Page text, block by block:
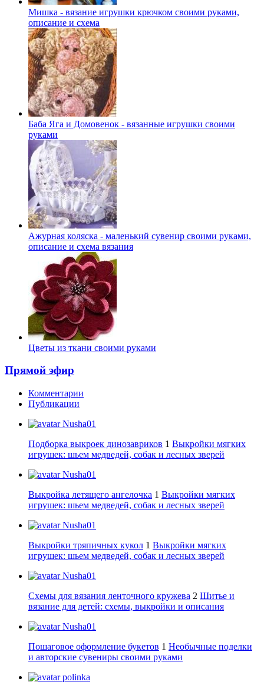
Мишка - вязание игрушки крючком своими руками,
описание и схема
Баба Яга и Домовенок - вязанные игрушки своими
руками
Ажурная коляска - маленький сувенир своими руками,
описание и схема вязания
Цветы из ткани своими руками
Прямой эфир
Комментарии
Публикации
Nusha01
Подборка выкроек динозавриков 1 Выкройки мягких
игрушек: шьем медведей, собак и лесных зверей
Nusha01
Выкройка летящего ангелочка 1 Выкройки мягких
игрушек: шьем медведей, собак и лесных зверей
Nusha01
Выкройки тряпичных кукол 1 Выкройки мягких
игрушек: шьем медведей, собак и лесных зверей
Nusha01
Схемы для вязания ленточного кружева 2 Шитье и
вязание для детей: схемы, выкройки и описания
Nusha01
Пошаговое оформление букетов 1 Необычные поделки
и авторские сувениры своими руками
polinka